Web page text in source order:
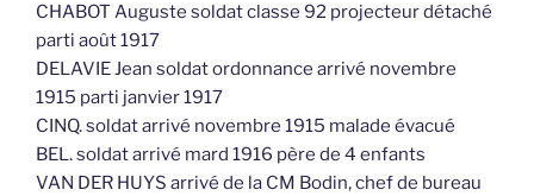
CHABOT Auguste soldat classe 92 projecteur détaché
parti août 1917
DELAVIE Jean soldat ordonnance arrivé novembre
1915 parti janvier 1917
CINQ. soldat arrivé novembre 1915 malade évacué
BEL. soldat arrivé mard 1916 père de 4 enfants
VAN DER HUYS arrivé de la CM Bodin, chef de bureau